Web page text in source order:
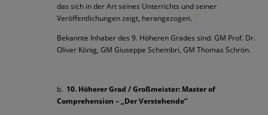
das sich in der Art seines Unterrichts und seiner
Veröffentlichungen zeigt, herangezogen. 11
Bekannte Inhaber des 9. Höheren Grades sind: GM Prof. Dr.
Oliver König, GM Giuseppe Schembri, GM Thomas Schrön.
b. 10. Höherer Grad / Großmeister: Master of
Comprehension – „Der Verstehende“